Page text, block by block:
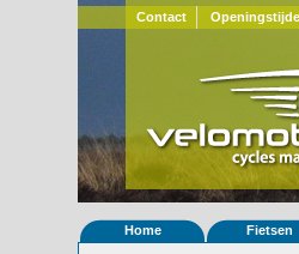
Contact
Home Fietsen